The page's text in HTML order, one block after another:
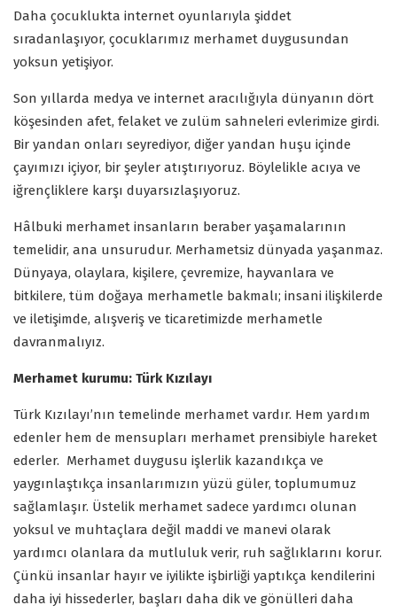
Daha çocuklukta internet oyunlarıyla şiddet
sıradanlaşıyor, çocuklarımız merhamet duygusundan
yoksun yetişiyor.
Son yıllarda medya ve internet aracılığıyla dünyanın dört
köşesinden afet, felaket ve zulüm sahneleri evlerimize girdi.
Bir yandan onları seyrediyor, diğer yandan huşu içinde
çayımızı içiyor, bir şeyler atıştırıyoruz. Böylelikle acıya ve
iğrençliklere karşı duyarsızlaşıyoruz.
Hâlbuki merhamet insanların beraber yaşamalarının
temelidir, ana unsurudur. Merhametsiz dünyada yaşanmaz.
Dünyaya, olaylara, kişilere, çevremize, hayvanlara ve
bitkilere, tüm doğaya merhametle bakmalı; insani ilişkilerde
ve iletişimde, alışveriş ve ticaretimizde merhametle
davranmalıyız.
Merhamet kurumu: Türk Kızılayı
Türk Kızılayı’nın temelinde merhamet vardır. Hem yardım
edenler hem de mensupları merhamet prensibiyle hareket
ederler. Merhamet duygusu işlerlik kazandıkça ve
yaygınlaştıkça insanlarımızın yüzü güler, toplumumuz
sağlamlaşır. Üstelik merhamet sadece yardımcı olunan
yoksul ve muhtaçlara değil maddi ve manevi olarak
yardımcı olanlara da mutluluk verir, ruh sağlıklarını korur.
Çünkü insanlar hayır ve iyilikte işbirliği yaptıkça kendilerini
daha iyi hissederler, başları daha dik ve gönülleri daha